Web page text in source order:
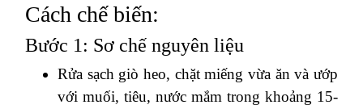
Cách chế biến:
Bước 1: Sơ chế nguyên liệu
Rửa sạch giò heo, chặt miếng vừa ăn và ướp
với muối, tiêu, nước mắm trong khoảng 15-